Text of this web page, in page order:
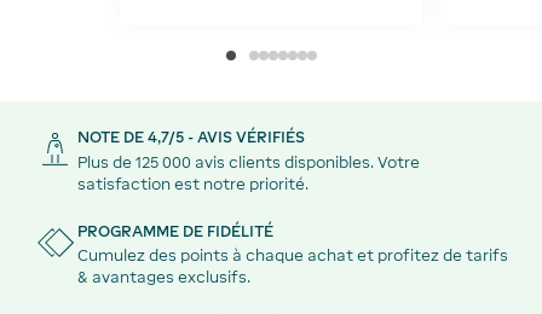
NOTE DE 4,7/5 - AVIS VÉRIFIÉS
Plus de 125 000 avis clients disponibles. Votre
satisfaction est notre priorité.
PROGRAMME DE FIDÉLITÉ
Cumulez des points à chaque achat et profitez de tarifs
& avantages exclusifs.